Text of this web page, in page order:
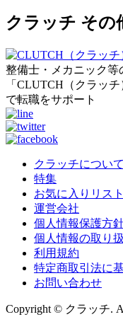
クラッチ その
整備士・メカニック等
「CLUTCH（クラッ
で転職をサポート
クラッチについて
特集
お気に入りリスト
運営会社
個人情報保護方
個人情報の取り
利用規約
特定商取引法に
お問い合わせ
Copyright © クラッチ.